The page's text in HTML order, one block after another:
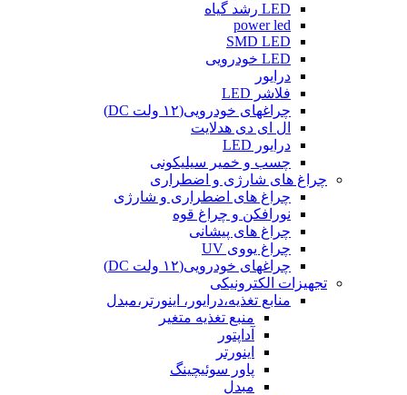
LED رشد گیاه
power led
SMD LED
LED خودرویی
درایور
فلاشر LED
چراغهای خودرویی(۱۲ ولت DC)
ال ای دی هدلایت
درایور LED
چسب و خمیر سیلیکونی
چراغ های شارژی و اضطراری
چراغ های اضطراری و شارژی
نورافکن و چراغ قوه
چراغ های پیشانی
چراغ یووی UV
چراغهای خودرویی(۱۲ ولت DC)
تجهیزات الکترونیکی
منابع تغذیه،درایور، اینورتر،مبدل
منبع تغذیه متغیر
آداپتور
اینورتر
پاور سوئیچینگ
مبدل